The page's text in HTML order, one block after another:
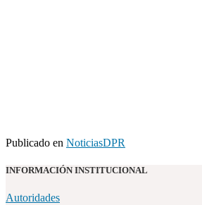
Publicado en NoticiasDPR
INFORMACIÓN INSTITUCIONAL
Autoridades